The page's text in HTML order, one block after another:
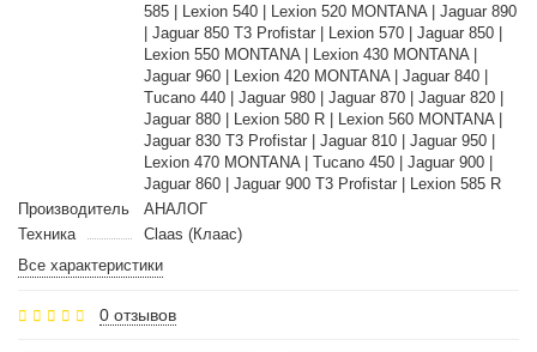
585 | Lexion 540 | Lexion 520 MONTANA | Jaguar 890
| Jaguar 850 T3 Profistar | Lexion 570 | Jaguar 850 |
Lexion 550 MONTANA | Lexion 430 MONTANA |
Jaguar 960 | Lexion 420 MONTANA | Jaguar 840 |
Tucano 440 | Jaguar 980 | Jaguar 870 | Jaguar 820 |
Jaguar 880 | Lexion 580 R | Lexion 560 MONTANA |
Jaguar 830 T3 Profistar | Jaguar 810 | Jaguar 950 |
Lexion 470 MONTANA | Tucano 450 | Jaguar 900 |
Jaguar 860 | Jaguar 900 T3 Profistar | Lexion 585 R
Производитель
АНАЛОГ
Техника
Claas (Клаас)
Все характеристики
0 отзывов